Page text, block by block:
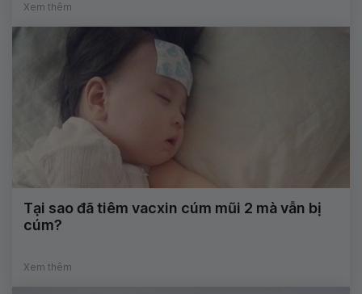
Xem thêm
Tại sao đã tiêm vacxin cúm mũi 2 mà vẫn bị
cúm?
Xem thêm